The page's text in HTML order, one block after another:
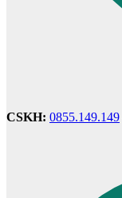
CSKH: 0855.149.149